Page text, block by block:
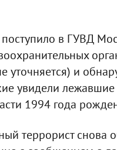
в ГУВД
уточняется) и
увидели
1994 года
террорист снова